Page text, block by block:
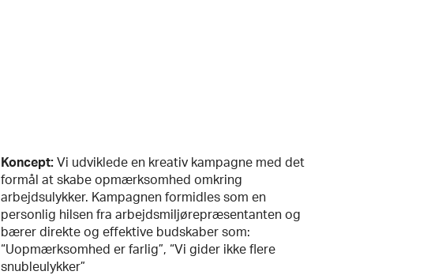
Koncept:Vi udviklede en kreativ kampagne med det
formål at skabe opmærksomhed omkring
arbejdsulykker. Kampagnen formidles som en
personlig hilsen fra arbejdsmiljørepræsentanten og
bærer direkte og effektive budskaber som:
“Uopmærksomhed er farlig”, “Vi gider ikke flere
snubleulykker”